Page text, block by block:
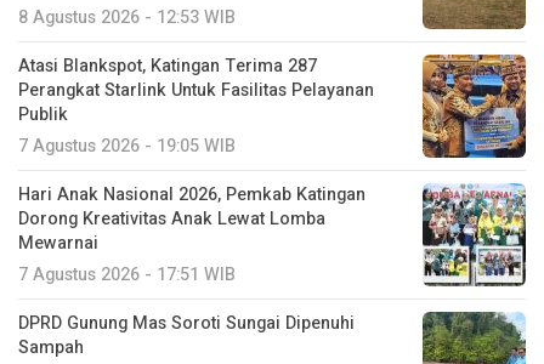
8 Agustus 2026 - 12:53 WIB
Atasi Blankspot, Katingan Terima 287
Perangkat Starlink Untuk Fasilitas Pelayanan
Publik
7 Agustus 2026 - 19:05 WIB
Hari Anak Nasional 2026, Pemkab Katingan
Dorong Kreativitas Anak Lewat Lomba
Mewarnai
7 Agustus 2026 - 17:51 WIB
DPRD Gunung Mas Soroti Sungai Dipenuhi
Sampah